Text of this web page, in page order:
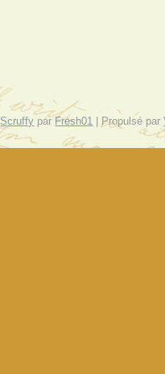
Scruffy par Fresh01 | Propulsé par